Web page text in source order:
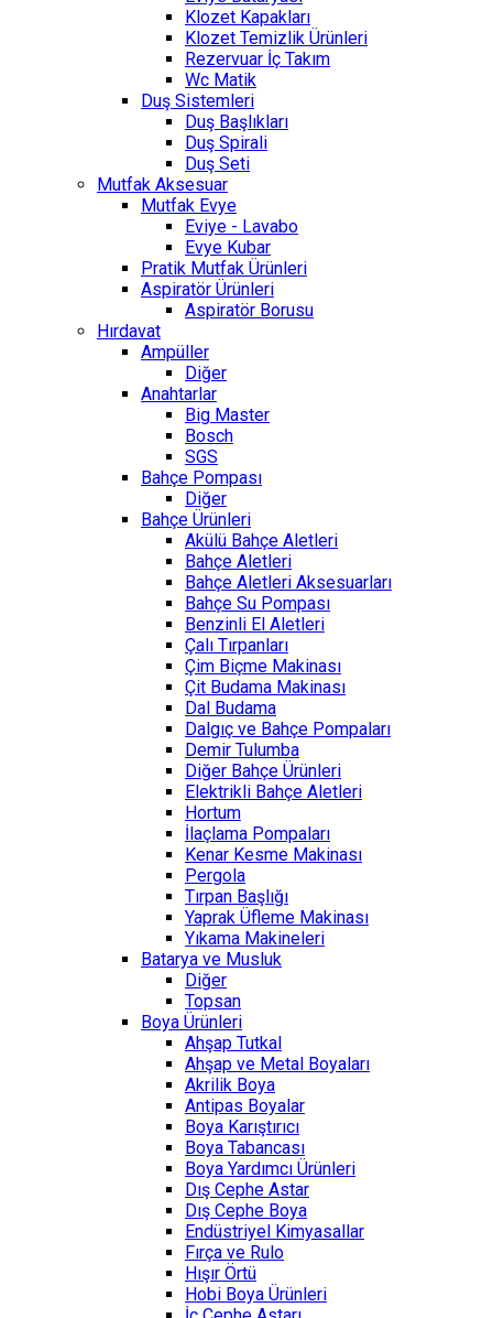
Klozet Kapakları
Klozet Temizlik Ürünleri
Rezervuar İç Takım
Wc Matik
Duş Sistemleri
Duş Başlıkları
Duş Spirali
Duş Seti
Mutfak Aksesuar
Mutfak Evye
Eviye - Lavabo
Evye Kubar
Pratik Mutfak Ürünleri
Aspiratör Ürünleri
Aspiratör Borusu
Hırdavat
Ampüller
Diğer
Anahtarlar
Big Master
Bosch
SGS
Bahçe Pompası
Diğer
Bahçe Ürünleri
Akülü Bahçe Aletleri
Bahçe Aletleri
Bahçe Aletleri Aksesuarları
Bahçe Su Pompası
Benzinli El Aletleri
Çalı Tırpanları
Çim Biçme Makinası
Çit Budama Makinası
Dal Budama
Dalgıç ve Bahçe Pompaları
Demir Tulumba
Diğer Bahçe Ürünleri
Elektrikli Bahçe Aletleri
Hortum
İlaçlama Pompaları
Kenar Kesme Makinası
Pergola
Tırpan Başlığı
Yaprak Üfleme Makinası
Yıkama Makineleri
Batarya ve Musluk
Diğer
Topsan
Boya Ürünleri
Ahşap Tutkal
Ahşap ve Metal Boyaları
Akrilik Boya
Antipas Boyalar
Boya Karıştırıcı
Boya Tabancası
Boya Yardımcı Ürünleri
Dış Cephe Astar
Dış Cephe Boya
Endüstriyel Kimyasallar
Fırça ve Rulo
Hışır Örtü
Hobi Boya Ürünleri